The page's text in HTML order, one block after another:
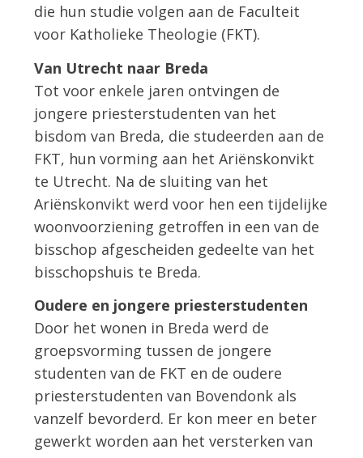
die hun studie volgen aan de Faculteit
voor Katholieke Theologie (FKT).
Van Utrecht naar Breda
Tot voor enkele jaren ontvingen de
jongere priesterstudenten van het
bisdom van Breda, die studeerden aan de
FKT, hun vorming aan het Ariënskonvikt
te Utrecht. Na de sluiting van het
Ariënskonvikt werd voor hen een tijdelijke
woonvoorziening getroffen in een van de
bisschop afgescheiden gedeelte van het
bisschopshuis te Breda.
Oudere en jongere priesterstudenten
Door het wonen in Breda werd de
groepsvorming tussen de jongere
studenten van de FKT en de oudere
priesterstudenten van Bovendonk als
vanzelf bevorderd. Er kon meer en beter
gewerkt worden aan het versterken van